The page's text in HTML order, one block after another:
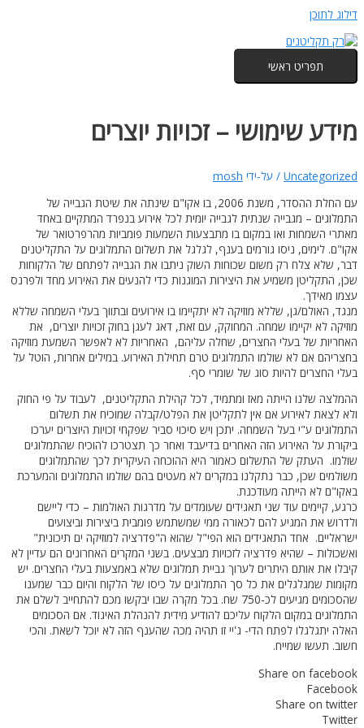
דילוג לתוכן
תפריט ראשי
מידע שימושי – זכויות יוצרים
Uncategorized / על-ידי mosh
עם החלת ההסדר, משנת 2006, בו אקו"ם שינתה את שיטת הגבייה של
התמלוגים – מגבייה שנתית לגבייה יומית לכל אירוע בנפרד המתקיים באחד
מאתרי השמחות ואו במקום בו מתבצעות השמעות פומביות מהרפרטואר של
אקו"ם. לימים, ניסו גורמים בענף, לגלגל את תשלום התמלוגים על התקליטנים
דבר, שלא צלח רק משום שכוחות השוק ניתבו את הגבייה לפתחם של הלקוחות
שכן, התקליטן משמיע את היצירות המוגנות כדי להנעים את האירוע מחד ולפרנס
עצמו מאידך.
מנגד, האולם/גן, שללא מוזיקה לא יתקיימו בו אירועים ובתווך בעלי השמחה שללא
מוזיקה לא יקיימו שמחה. המחוקק, עם זאת, דאג לעגן בחוק זכויות יוצרים, את
האחריות של בעלי החצרים, שחלה עליהם, האחריות לא לאפשר השמעת מוזיקה
בחצריהם אם לא שולמו התמלוגים טרם תחילת האירוע. במילים אחרות, הוטל על
בעלי החצרים להיות סוג של שומרי סף.
ההמלצה שלנו הייתה מאז ומתמיד, לכל קהילת התקליטנים, לעבוד על פי החוק
ולא לצאת לאירוע אם אין לתקליטן את הפלט/קבלה שמוכיח את תשלום
התמלוגים ע"י בעל השמחה. יתכן ויש סיכוי סביר שפקחי זכויות היוצרים יערכו
ביקורת על האירוע הזה האחרים בדיעבד ואחר כך תצטרכו להוכיח שהתמלוגים
שולמו. העתק של התשלום כאמור היא ההוכחה העיקרית לכך שהתמלוגים
משולמים שכן, כבר נתקלנו במקרים לא מעטים בהם שולמו התמלוגים והמערכת
באקו"ם לא הייתה מעודכנת.
כרגע, קיימים עוד שני תאגידים שעומדים על מדרגות האולמות – כדי ליישם
ולדרוש את המגיע להם לכאורה ממי שמשתמש פומבית ביצירות וביצועים
ישראליים. אחד התאגידים הוא הפי"ל שהוא ה"פדרציה למוזיקה ים תיכונית"
ואשכולות – שהיא פדרציה לזכויות מבצעים. בשני המקרים האחרונים הם עדיין לא
קיבלו את אותם היתרים לערוך גביית תמלוגים שלא באמצעות בעלי החצרים. יש
מקומות שמגלגלים את כל סך התמלוגים על כיסו של הלקוח והיום כבר שמענו
שהסכומים מגיעים לכ-750 שח. בכל מקרה שבו יבקשו מכם להתחייב לשלם את
התמלוגים במקום הלקוח עליכם להודיע מידית להנהלת האיגוד. אם הסכומים
האלה יתגלגלו לפתח הדי- ג'יי זו תהיה מכה שהענף הזה לא יוכל לשאת. והכי
חשוב. תעשו שמייח.
Share on facebook
Facebook
Share on twitter
Twitter